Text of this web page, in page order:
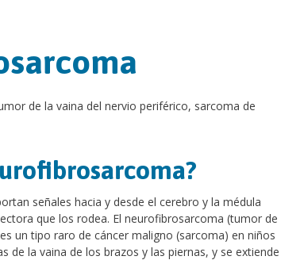
de la vaina del nervio periférico, sarcoma de
señales hacia y desde el cerebro y la médula
que los rodea. El neurofibrosarcoma (tumor de
un tipo raro de cáncer maligno (sarcoma) en niños
de la vaina de los brazos y las piernas, y se extiende